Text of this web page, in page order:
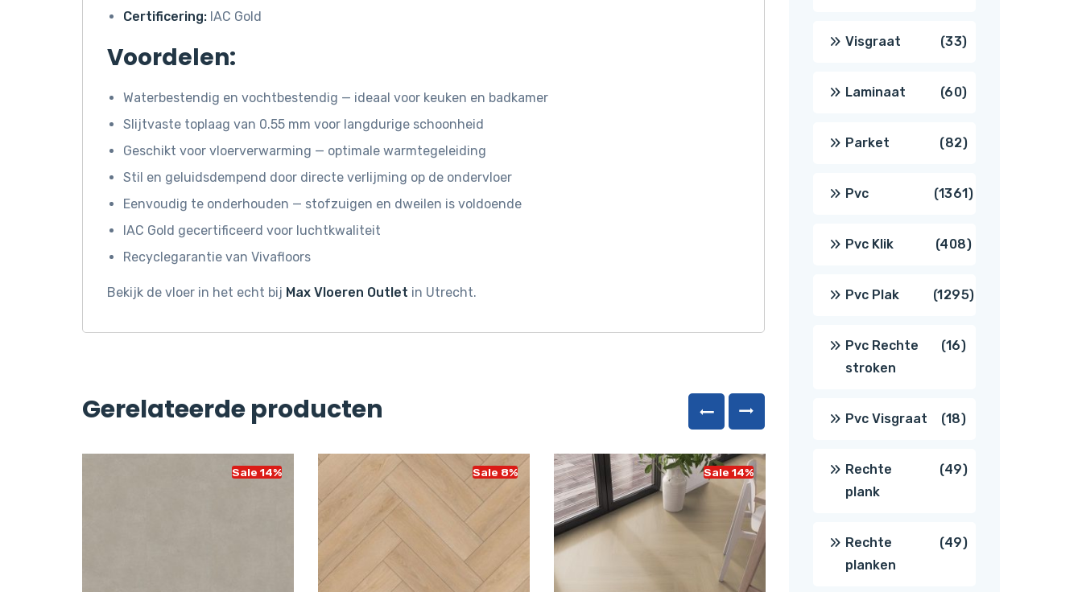
Certificering: IAC Gold
Voordelen:
Waterbestendig en vochtbestendig — ideaal voor keuken en badkamer
Slijtvaste toplaag van 0.55 mm voor langdurige schoonheid
Geschikt voor vloerverwarming — optimale warmtegeleiding
Stil en geluidsdempend door directe verlijming op de ondervloer
Eenvoudig te onderhouden — stofzuigen en dweilen is voldoende
IAC Gold gecertificeerd voor luchtkwaliteit
Recyclegarantie van Vivafloors
Bekijk de vloer in het echt bij Max Vloeren Outlet in Utrecht.
Gerelateerde producten
Sale 14% Sale 8% Sale 14% Sale 14%
Visgraat 3333
producten
Laminaat 6060
producten
Parket 8282
producten
Pvc 13611361
producten
Pvc Klik 408408
producten
Pvc Plak 12951295
Pvc Rechte
stroken
1616
Pvc Visgraat 1818
producten
Rechte
plank
4949
Rechte
planken
4949